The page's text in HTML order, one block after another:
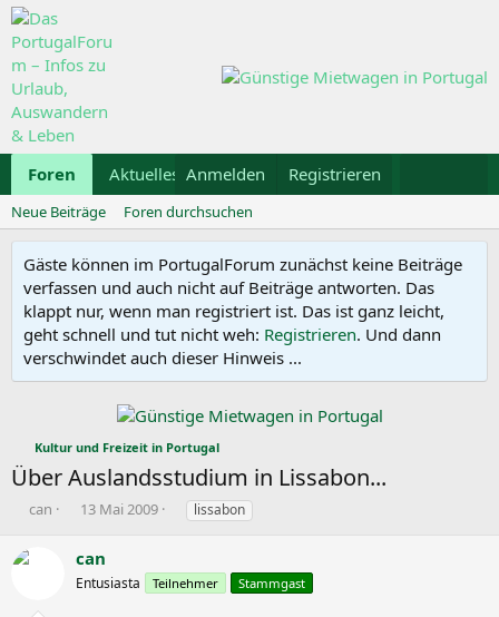
Foren Aktuelles Galerie Kalender
Anmelden Registrieren
Neue Beiträge Foren durchsuchen
Gäste können im PortugalForum zunächst keine Beiträge
verfassen und auch nicht auf Beiträge antworten. Das
klappt nur, wenn man registriert ist. Das ist ganz leicht,
geht schnell und tut nicht weh: Registrieren. Und dann
verschwindet auch dieser Hinweis ...
Kultur und Freizeit in Portugal
Über Auslandsstudium in Lissabon...
E
s
t
can
E
t
e
13 Mai 2009
S
l
a
lissabon
can
Entusiasta Teilnehmer Stammgast